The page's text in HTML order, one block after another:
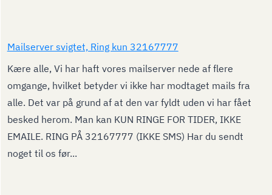
Mailserver svigtet, Ring kun 32167777
Kære alle, Vi har haft vores mailserver nede af flere
omgange, hvilket betyder vi ikke har modtaget mails fra
alle. Det var på grund af at den var fyldt uden vi har fået
besked herom. Man kan KUN RINGE FOR TIDER, IKKE
EMAILE. RING PÅ 32167777 (IKKE SMS) Har du sendt
noget til os før...